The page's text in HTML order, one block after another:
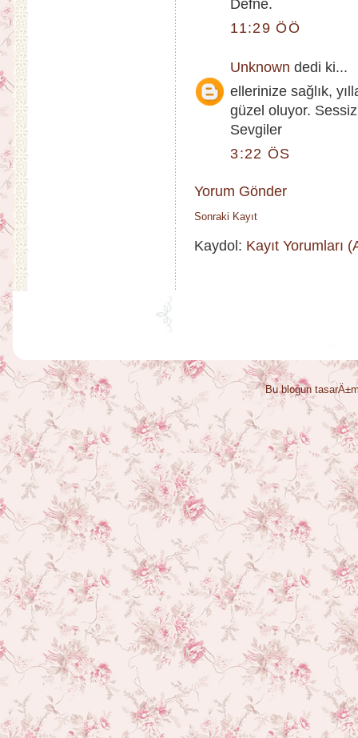
Defne.
11:29 ÖÖ
Unknown dedi ki...
ellerinize sağlık,
güzel oluyor.
Sevgiler
3:22 ÖS
Yorum Gönder
Sonraki Kayıt
Kaydol: Kayıt Yorumları
Bu blogun